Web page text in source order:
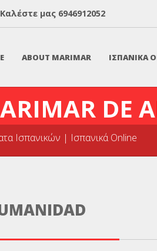
Καλέστε μας 6946912052
ABOUT MARIMAR ΙΣΠΑΝΙΚΑ
DE
Ισπανικών | Ισπανικά Online